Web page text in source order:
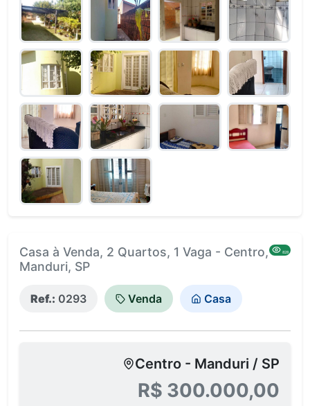
Casa à Venda, 2 Quartos, 1 Vaga - Centro,
Manduri, SP
828
Ref.: 0293 Venda Casa
Centro - Manduri / SP
R$ 300.000,00